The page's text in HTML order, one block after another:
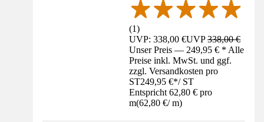
(1)
UVP: 338,00 €UVP338,00 €
Unser Preis — 249,95 € * Alle
Preise inkl. MwSt. und ggf.
zzgl. Versandkosten pro
ST249,95 €*/ ST
Entspricht 62,80 € pro
m(62,80 €/ m)